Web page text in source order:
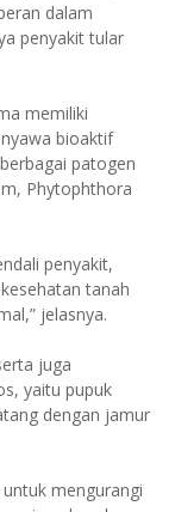
dalam
penyakit tular
memiliki
bioaktif
patogen
Phytophthora
penyakit,
tanah
jelasnya.
juga
yaitu pupuk
dengan jamur
mengurangi